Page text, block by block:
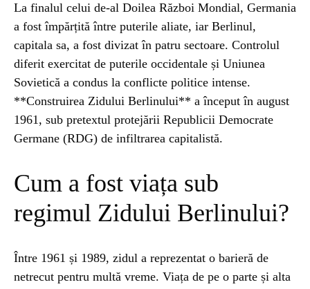
La finalul celui de-al Doilea Război Mondial, Germania
a fost împărțită între puterile aliate, iar Berlinul,
capitala sa, a fost divizat în patru sectoare. Controlul
diferit exercitat de puterile occidentale și Uniunea
Sovietică a condus la conflicte politice intense.
**Construirea Zidului Berlinului** a început în august
1961, sub pretextul protejării Republicii Democrate
Germane (RDG) de infiltrarea capitalistă.
Cum a fost viața sub
regimul Zidului Berlinului?
Între 1961 și 1989, zidul a reprezentat o barieră de
netrecut pentru multă vreme. Viața de pe o parte și alta
POPULAR
NATURĂ 1 year ago
Barajul Trei Defileuri a Încetinit Rotația
Pământului: Mit sau Realitate?
BLOG 2 years ago
2 years ago
Espressor paduri Senseo blocat?Afla cum îl
ȘTIINȚA 1 year ago